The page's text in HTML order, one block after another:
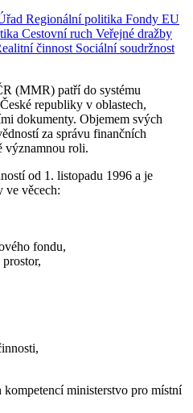
Regionální politika Fondy EU
Cestovní ruch Veřejné dražby
činnost Sociální soudržnost
(MMR) patří do systému
republiky v oblastech,
dokumenty. Objemem svých
za správu finančních
významnou roli.
od 1. listopadu 1996 a je
ve věcech:
fondu,
ministerstvo pro místní